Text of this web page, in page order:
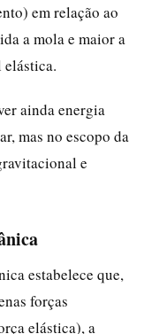
em relação ao
a mola e maior a
ainda energia
mas no escopo da
e
estabelece que,
forças
elástica), a